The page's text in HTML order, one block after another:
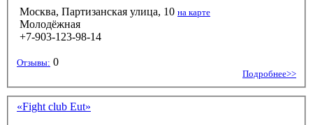
Москва, Партизанская улица, 10 на карте
Молодёжная
+7-903-123-98-14
Отзывы: 0
Подробнее>>
«Fight club Eut»